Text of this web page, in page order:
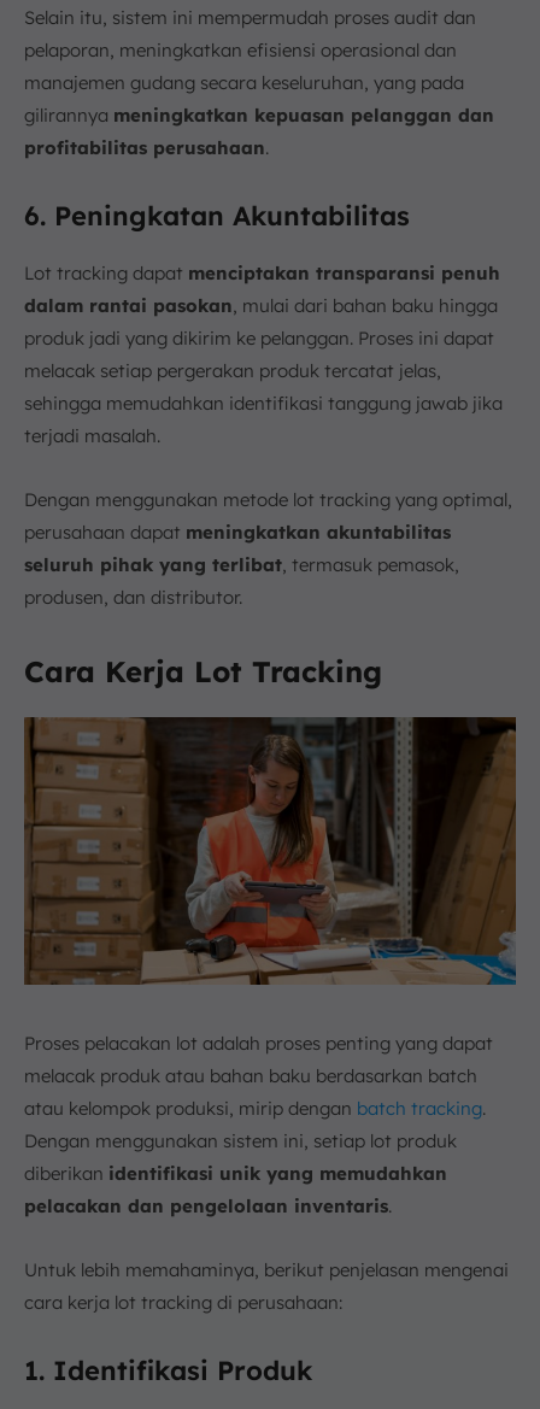
Selain itu, sistem ini mempermudah proses audit dan
pelaporan, meningkatkan efisiensi operasional dan
manajemen gudang secara keseluruhan, yang pada
gilirannya meningkatkan kepuasan pelanggan dan
profitabilitas perusahaan.
6. Peningkatan Akuntabilitas
Lot tracking dapat menciptakan transparansi penuh
dalam rantai pasokan, mulai dari bahan baku hingga
produk jadi yang dikirim ke pelanggan. Proses ini dapat
melacak setiap pergerakan produk tercatat jelas,
sehingga memudahkan identifikasi tanggung jawab jika
terjadi masalah.
Dengan menggunakan metode lot tracking yang optimal,
perusahaan dapat meningkatkan akuntabilitas
seluruh pihak yang terlibat, termasuk pemasok,
produsen, dan distributor.
Cara Kerja Lot Tracking
Proses pelacakan lot adalah proses penting yang dapat
melacak produk atau bahan baku berdasarkan batch
atau kelompok produksi, mirip dengan batch tracking.
Dengan menggunakan sistem ini, setiap lot produk
diberikan identifikasi unik yang memudahkan
pelacakan dan pengelolaan inventaris.
Untuk lebih memahaminya, berikut penjelasan mengenai
cara kerja lot tracking di perusahaan:
1. Identifikasi Produk